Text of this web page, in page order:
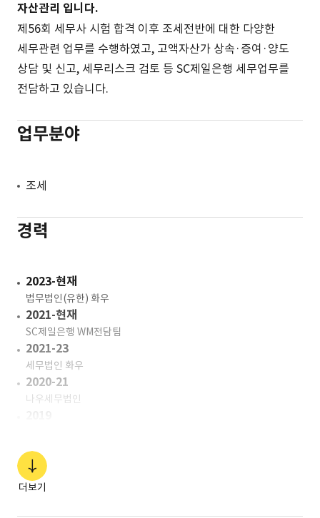
자산관리 입니다.
제56회 세무사 시험 합격 이후 조세전반에 대한 다양한
세무관련 업무를 수행하였고, 고액자산가 상속·증여·양도
상담 및 신고, 세무리스크 검토 등 SC제일은행 세무업무를
전담하고 있습니다.
업무분야
조세
경력
2023-현재
법무법인(유한) 화우
2021-현재
SC제일은행 WM전담팀
2021-23
세무법인 화우
2020-21
나우세무법인
더보기